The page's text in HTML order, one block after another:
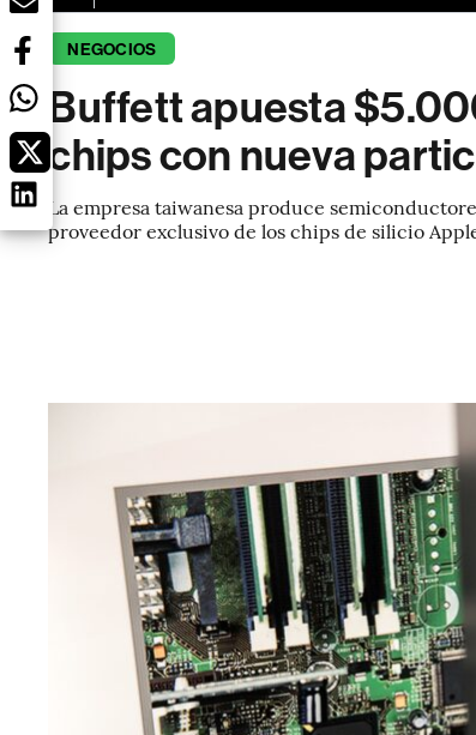
NEGOCIOS
Buffett apuesta
chips con nueva
La empresa taiwanesa produce
proveedor exclusivo de los chips de silicio